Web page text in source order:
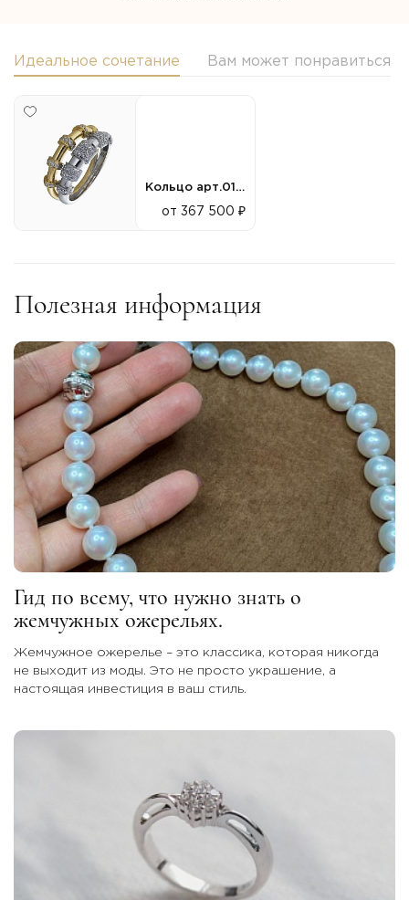
Идеальное сочетание Вам может понравиться
Кольцо арт.010392
от 367 500 ₽
Полезная информация
Гид по всему, что нужно знать о
жемчужных ожерельях.
Жемчужное ожерелье – это классика, которая никогда
не выходит из моды. Это не просто украшение, а
настоящая инвестиция в ваш стиль.